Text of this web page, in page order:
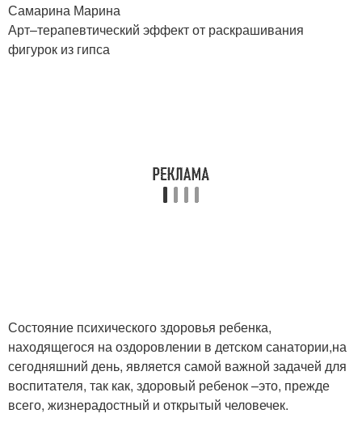
Самарина Марина
Арт–терапевтический эффект от раскрашивания
фигурок из гипса
Состояние психического здоровья ребенка,
находящегося на оздоровлении в детском санатории,на
сегодняшний день, является самой важной задачей для
воспитателя, так как, здоровый ребенок –это, прежде
всего, жизнерадостный и открытый человечек.